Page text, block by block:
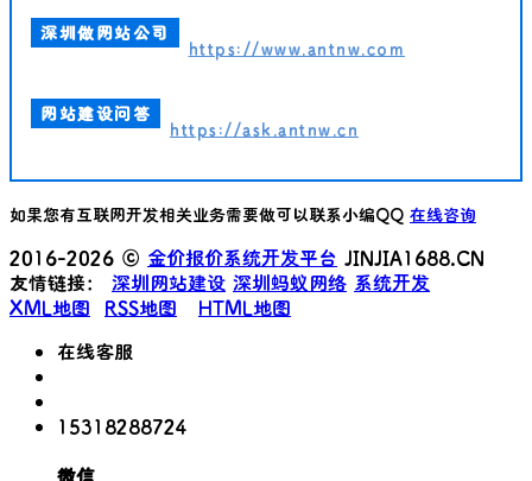
深圳做网站公司
https://www.antnw.com
网站建设问答
https://ask.antnw.cn
如果您有互联网开发相关业务需要做可以联系小编QQ 在线咨询
2016-2026 © 金价报价系统开发平台 JINJIA1688.CN
友情链接： 深圳网站建设 深圳蚂蚁网络 系统开发
XML地图
RSS地图
HTML地图
在线客服
15318288724
微信